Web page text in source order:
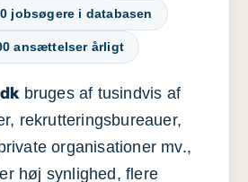
jobsøgere i databasen
ansættelser årligt
bruges af tusindvis af
rekrutteringsbureauer,
organisationer mv.,
høj synlighed, flere